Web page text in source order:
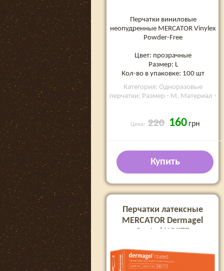
Перчатки виниловые
неопудренные MERCATOR Vinylex
Powder-Free
Цвет: прозрачные
Размер: L
Кол-во в упаковке: 100 шт
Категория: Одноразовые
перчатки: Размер - M, Материал -
Нитриловые
Цена: 220 160 грн
Купить
Перчатки латексные
MERCATOR Dermagel
Coated WHITE
100 шт